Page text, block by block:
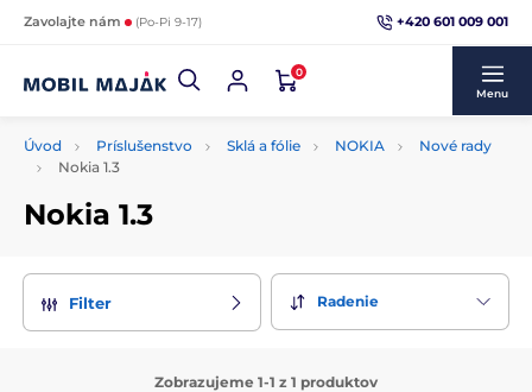
Zavolajte nám (Po-Pi 9-17) +420 601 009 001
0
Menu
Úvod Príslušenstvo Sklá a fólie NOKIA
Nové rady
Nokia 1.3
Nokia 1.3
Filter Radenie
Zobrazujeme 1-1 z 1 produktov